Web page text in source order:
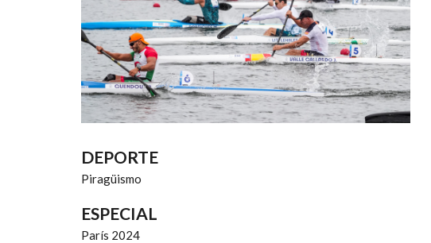
DEPORTE
Piragüismo
ESPECIAL
París 2024